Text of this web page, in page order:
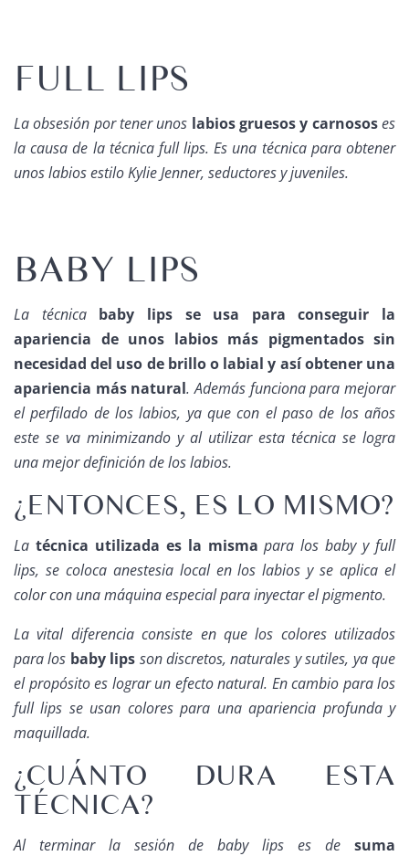
FULL LIPS
La obsesión por tener unos labios gruesos y carnososes
la causa de la técnica full lips. Es una técnica para obtener
unos labios estilo Kylie Jenner, seductores y juveniles.
BABY LIPS
La técnica baby lips se usa para conseguir la
apariencia de unos labios más pigmentados sin
necesidad del uso de brillo o labial y así obtener una
apariencia más natural. Además funciona para mejorar
el perfilado de los labios, ya que con el paso de los años
este se va minimizando y al utilizar esta técnica se logra
una mejor definición de los labios.
¿ENTONCES, ES LO MISMO?
La técnica utilizada es la misma para los baby y full
lips, se coloca anestesia local en los labios y se aplica el
color con una máquina especial para inyectar el pigmento.
La vital diferencia consiste en que los colores utilizados
para los baby lips son discretos, naturales y sutiles, ya que
el propósito es lograr un efecto natural. En cambio para los
full lips se usan colores para una apariencia profunda y
maquillada.
¿CUÁNTO DURA ESTA
TÉCNICA?
Al terminar la sesión de baby lips es de suma